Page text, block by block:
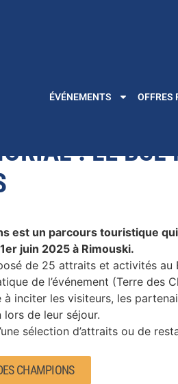
ÉVÉNEMENTS OFFRES
: LE BSL
est un parcours touristique
juin 2025 à Rimouski.
de 25 attraits et activités au
de l’événement (Terre des
inciter les visiteurs, les
de leur séjour.
sélection d’attraits ou de
CHAMPIONS